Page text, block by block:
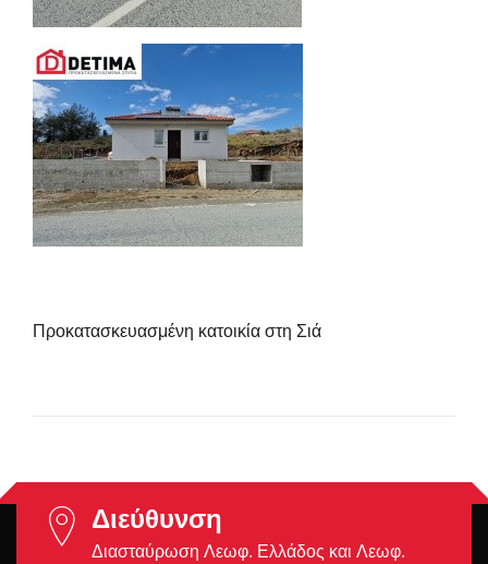
Προκατασκευασμένη κατοικία στη Σιά
Διεύθυνση
Διασταύρωση Λεωφ. Ελλάδος και Λεωφ.